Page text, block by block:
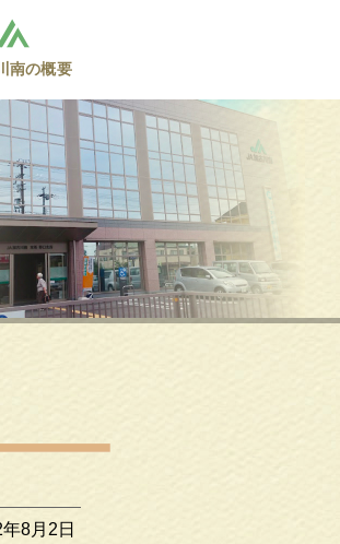
南の概要
8月2日